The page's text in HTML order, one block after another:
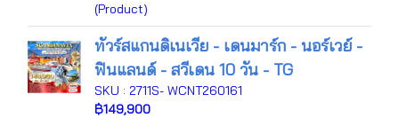
(Product)
ทัวร์สแกนดิเนเวีย - เดนมาร์ก - นอร์เวย์ -
ฟินแลนด์ - สวีเดน 10 วัน - TG
SKU : 2711S- WCNT260161
฿149,900